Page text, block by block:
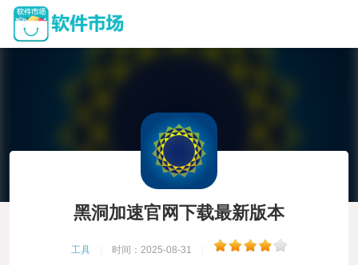
黑洞加速官网下载最新版本
工具 时间：2025-08-31